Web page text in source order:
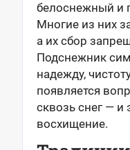
белоснежный и
Многие из них
а их сбор
Подснежник
надежду,
появляется
сквозь снег —
восхищение.